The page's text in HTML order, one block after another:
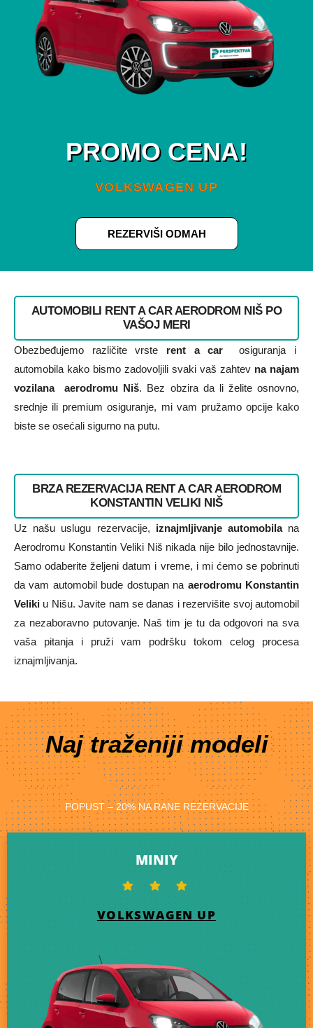
PROMO CENA!
VOLKSWAGEN UP
REZERVIŠI ODMAH
AUTOMOBILI RENT A CAR AERODROM NIŠ PO
VAŠOJ MERI
Obezbeđujemo različite vrste rent a car osiguranja i
automobila kako bismo zadovoljili svaki vaš zahtev na najam
vozilana aerodromu Niš. Bez obzira da li želite osnovno,
srednje ili premium osiguranje, mi vam pružamo opcije kako
biste se osećali sigurno na putu.
BRZA REZERVACIJA RENT A CAR AERODROM
KONSTANTIN VELIKI NIŠ
Uz našu uslugu rezervacije, iznajmljivanje automobilana
Aerodromu Konstantin Veliki Niš nikada nije bilo jednostavnije.
Samo odaberite željeni datum i vreme, i mi ćemo se pobrinuti
da vam automobil bude dostupan na aerodromu Konstantin
Veliki u Nišu. Javite nam se danas i rezervišite svoj automobil
za nezaboravno putovanje. Naš tim je tu da odgovori na sva
vaša pitanja i pruži vam podršku tokom celog procesa
iznajmljivanja.
Naj traženiji modeli
POPUST – 20% NA RANE REZERVACIJE
MINIY
VOLKSWAGEN UP